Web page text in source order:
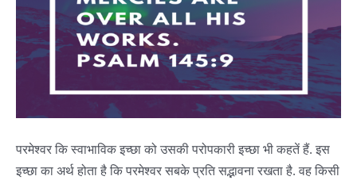
परमेश्वर कि स्वाभाविक इच्छा को उसकी परोपकारी इच्छा भी कहतें हैं. इस
इच्छा का अर्थ होता है कि परमेश्वर सबके प्रति सद्भावना रखता है. वह किसी